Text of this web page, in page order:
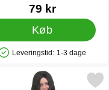
3830879 kr
Køb
Produkttilgængelighed: På lager
Leveringstid: 1-3 dage
favorit
Markér x-Tra Lang